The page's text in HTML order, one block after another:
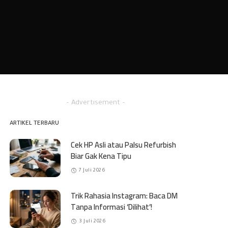
– Advertisement –
ARTIKEL TERBARU
Cek HP Asli atau Palsu Refurbish
Biar Gak Kena Tipu
7 Juli 2026
Trik Rahasia Instagram: Baca DM
Tanpa Informasi ‘Dilihat’!
3 Juli 2026